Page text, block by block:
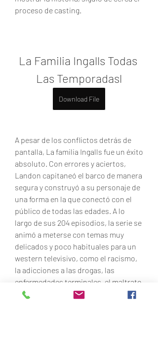
proceso de casting.
La Familia Ingalls Todas
Las Temporadasl
Download File
A pesar de los conflictos detrás de
pantalla, La familia Ingalls fue un éxito
absoluto. Con errores y aciertos,
Landon capitaneó el barco de manera
segura y construyó a su personaje de
una forma en la que conectó con el
público de todas las edades. A lo
largo de sus 204 episodios, la serie se
animó a meterse con temas muy
delicados y poco habituales para un
western televisivo, como el racismo,
la adicciones a las drogas, las
enfermedades terminales, el maltrato
infantil y hasta los abusos sexuales,